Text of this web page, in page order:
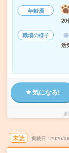
年齢層
20
職場の様子
活
気になる!
派
未読 掲載日 2026/